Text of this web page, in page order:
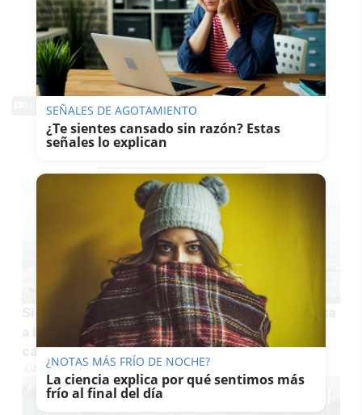
0 Comentarios
TE PUEDE INTERESAR
Siete experiencias para sentir La Janda de costa
a interior: descorches, miradores, dulces y
castillos en la arena
JUAN MANUEL REINA
SEÑALES DE AGOTAMIENTO
¿Te sientes cansado sin razón? Estas
señales lo explican
¿NOTAS MÁS FRÍO DE NOCHE?
La ciencia explica por qué sentimos más
frío al final del día